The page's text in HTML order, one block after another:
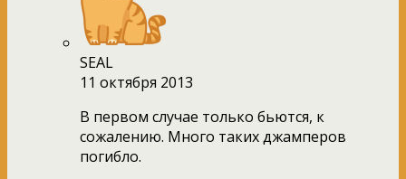
SEAL
11 октября 2013
В первом случае только бьются, к
сожалению. Много таких джамперов
погибло.